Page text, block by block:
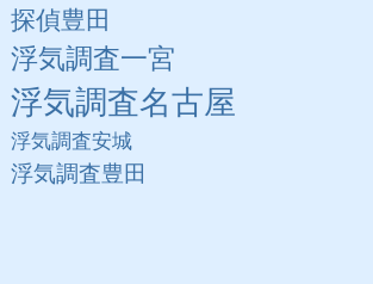
探偵豊田
浮気調査一宮
浮気調査名古屋
浮気調査安城
浮気調査豊田